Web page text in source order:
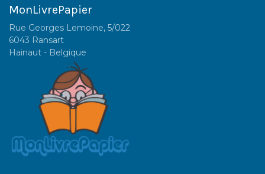
MonLivrePapier
Rue Georges Lemoine, 5/022
6043 Ransart
Hainaut - Belgique